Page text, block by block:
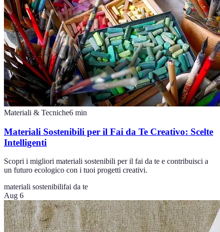
Materiali & Tecniche6 min
Materiali Sostenibili per il Fai da Te Creativo: Scelte
Intelligenti
Scopri i migliori materiali sostenibili per il fai da te e contribuisci a
un futuro ecologico con i tuoi progetti creativi.
materiali sostenibilifai da te
Aug 6